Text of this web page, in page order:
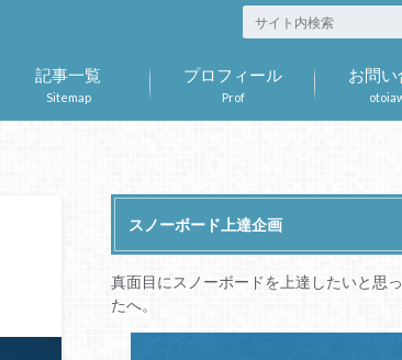
Sitemap
記事一覧
Prof
プロフィール お問
スノーボード上達企画
真面目にスノーボードを上達したいと思
たへ。